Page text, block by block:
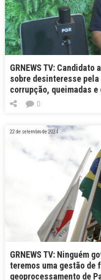
GRNEWS TV:
sobre desinteresse
corrupção, queimadas
0
22 de setembro de 2024
GRNEWS TV: Ninguém
teremos uma gestão de
geoprocessamento de